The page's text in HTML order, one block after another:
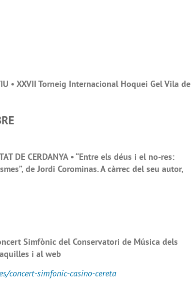
• XXVII Torneig Internacional Hoquei Gel Vila de
DE CERDANYA • “Entre els déus i el no-res:
de Jordi Corominas. A càrrec del seu autor,
Simfònic del Conservatori de Música dels
i al web
concert-simfonic-casino-cereta